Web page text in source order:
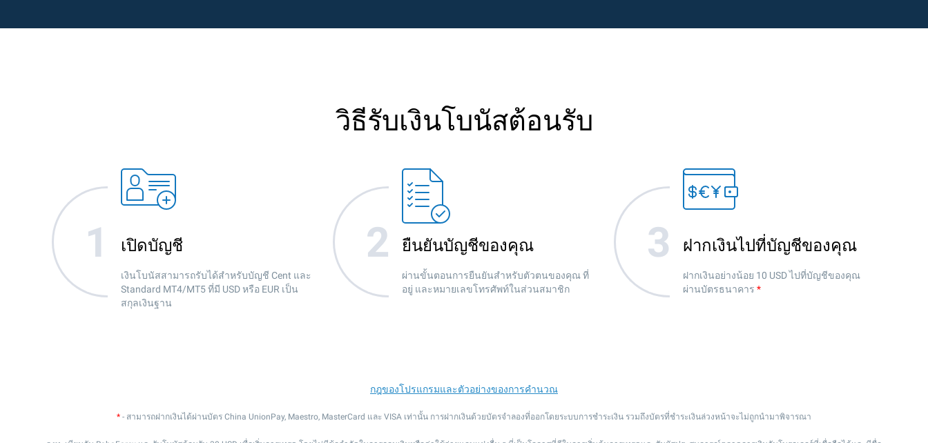
วิธีรับเงินโบนัสต้อนรับ
เปิดบัญชี
เงินโบนัสสามารถรับได้สำหรับบัญชี Cent และ
Standard MT4/MT5 ที่มี USD หรือ EUR เป็น
สกุลเงินฐาน
ยืนยันบัญชีของคุณ
ผ่านขั้นตอนการยืนยันสำหรับตัวตนของคุณ ที่
อยู่ และหมายเลขโทรศัพท์ในส่วนสมาชิก
ฝากเงินไปที่บัญชีของคุณ
ฝากเงินอย่างน้อย 10 USD ไปที่บัญชีของคุณ
ผ่านบัตรธนาคาร *
กฎของโปรแกรมและตัวอย่างของการคำนวณ
* - สามารถฝากเงินได้ผ่านบัตร China UnionPay, Maestro, MasterCard และ VISA เท่านั้น การฝากเงินด้วยบัตรจำลองที่ออกโดยระบบการชำระเงิน รวมถึงบัตรที่ชำระเงินล่วงหน้าจะไม่ถูกนำมาพิจารณา